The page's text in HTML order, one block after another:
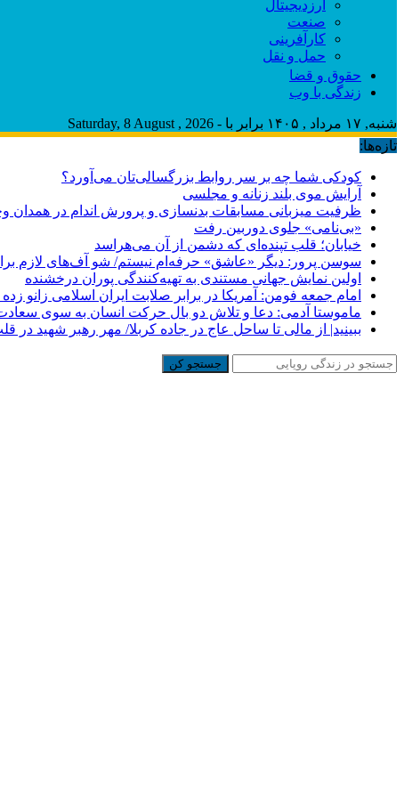
ارزدیجیتال
صنعت
کارآفرینی
حمل و نقل
حقوق و قضا
زندگی با وب
شنبه, ۱۷ مرداد , ۱۴۰۵ برابر با - Saturday, 8 August , 2026
تازه‌ها:
کودکی شما چه بر سر روابط بزرگسالی‌تان می‌آورد؟
آرایش موی بلند زنانه و مجلسی
ظرفیت میزبانی مسابقات بدنسازی و پرورش اندام در همدان
«بی‌نامی» جلوی دوربین رفت
خیابان؛ قلب تپنده‌ای که دشمن از آن می‌هراسد
سوسن پرور: دیگر «عاشق» حرفه‌ام نیستم/ شو آف‌های لازم
اولین نمایش جهانی مستندی به تهیه‌کنندگی پوران درخشنده
امام جمعه فومن: آمریکا در برابر صلابت ایران اسلامی زانو
ماموستا آدمی: دعا و تلاش دو بال حرکت انسان به سوی
ببینید| از مالی تا ساحل عاج در جاده کربلا/ مهر رهبر شهید در
جستجو کن